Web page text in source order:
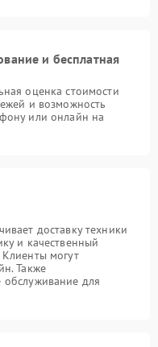
и бесплатная
оценка стоимости
и возможность
или онлайн на
доставку техники
и качественный
могут
Также
обслуживание для